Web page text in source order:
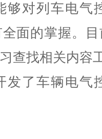
够对列车电气
面的掌握。
查找相关内容
发了车辆电气